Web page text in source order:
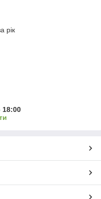
рік
18:00